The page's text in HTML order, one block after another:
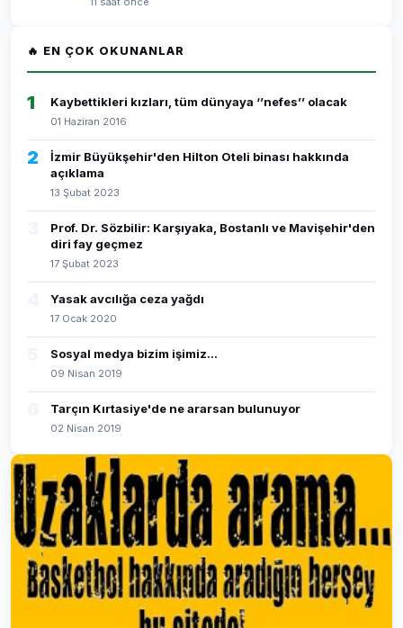
🔥 EN ÇOK OKUNANLAR
1 Kaybettikleri kızları, tüm dünyaya ‘’nefes’’ olacak
01 Haziran 2016
2
İzmir Büyükşehir'den Hilton Oteli binası hakkında
açıklama
13 Şubat 2023
Prof. Dr. Sözbilir: Karşıyaka, Bostanlı ve Mavişehir'den
diri fay geçmez
17 Şubat 2023
Yasak avcılığa ceza yağdı
17 Ocak 2020
Sosyal medya bizim işimiz...
09 Nisan 2019
Tarçın Kırtasiye'de ne ararsan bulunuyor
02 Nisan 2019